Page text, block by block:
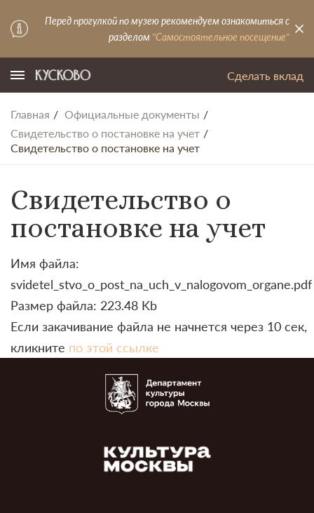
Перед прогулкой по музею рекомендуем ознакомиться с
разделом "Самостоятельное посещение"
Сделать вклад
Главная
Официальные документы
Свидетельство о постановке на учет
Свидетельство о постановке на учет
Свидетельство о
постановке на учет
Имя файла:
svidetel_stvo_o_post_na_uch_v_nalogovom_organe.pdf
Размер файла: 223.48 Kb
Если закачивание файла не начнется через 10 сек,
кликните по этой ссылке